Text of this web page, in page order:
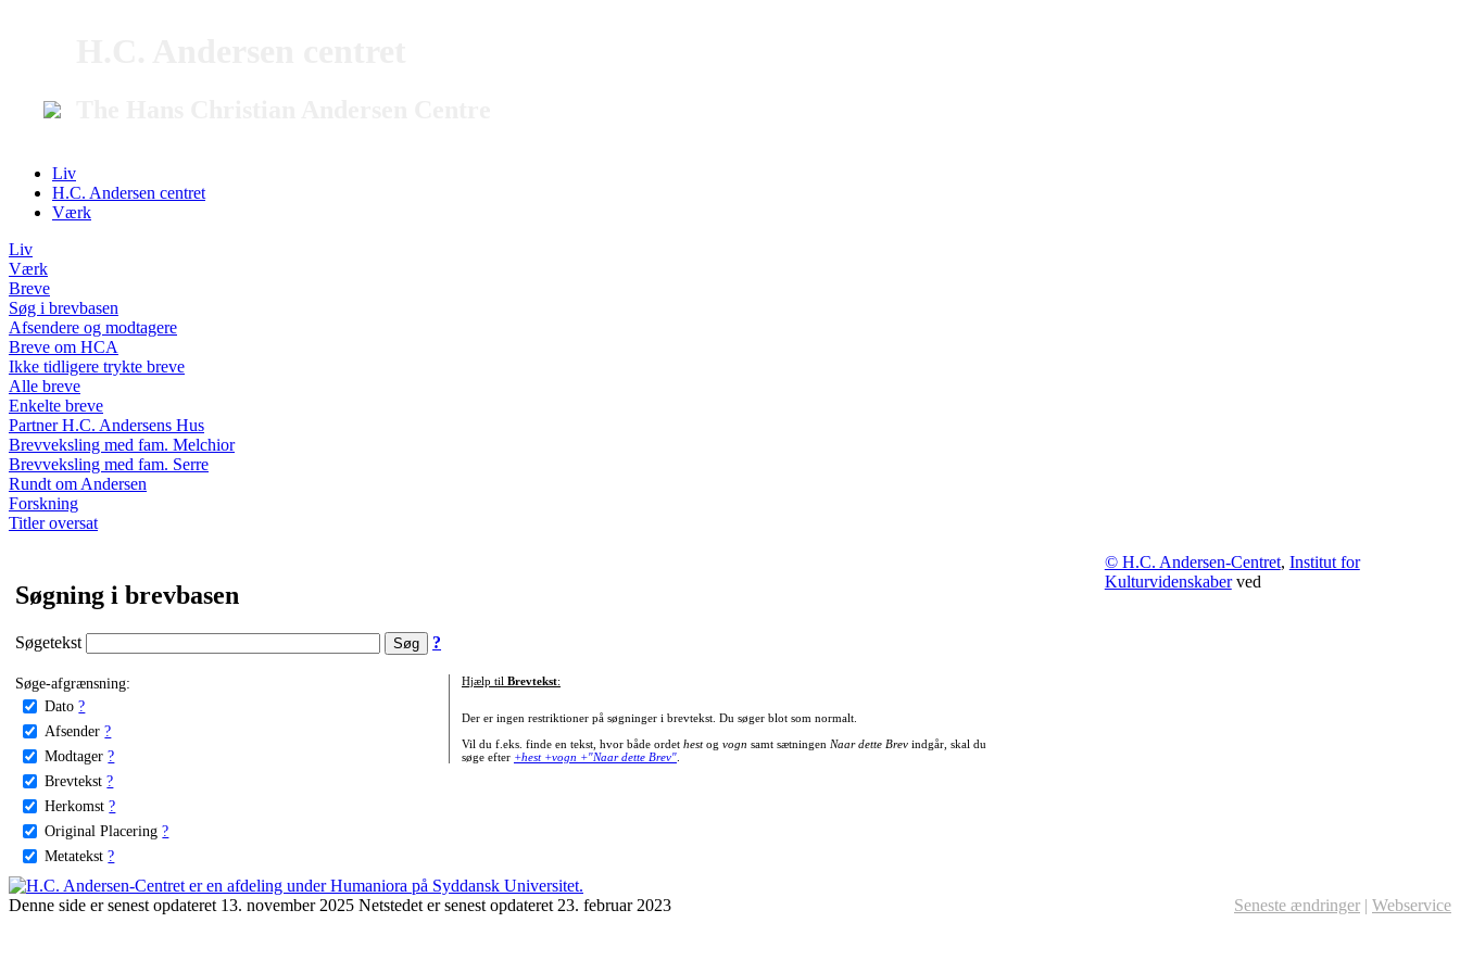
Liv
H.C. Andersen centret
Værk
Liv
Værk
Breve
Søg i brevbasen
Afsendere og modtagere
Breve om HCA
Ikke tidligere trykte breve
Alle breve
Enkelte breve
Partner H.C. Andersens Hus
Brevveksling med fam. Melchior
Brevveksling med fam. Serre
Rundt om Andersen
Forskning
Titler oversat
Søgning i brevbasen
Søgetekst ?
Søge-afgrænsning:
Dato ?
Afsender ?
Modtager ?
Brevtekst ?
Herkomst ?
Original Placering ?
Metatekst ?
Hjælp til Brevtekst:
Der er ingen restriktioner på søgninger i brevtekst. Du søger blot som normalt.
Vil du f.eks. finde en tekst, hvor både ordet hestog vogn samt sætningen Naar dette Brevindgår, skal du
søge efter +hest +vogn +"Naar dette Brev".
© H.C. Andersen-Centret, Institut for
Kulturvidenskaberved
Denne side er senest opdateret 13. november 2025 Netstedet er senest opdateret 23. februar 2023 Seneste ændringer | Webservice